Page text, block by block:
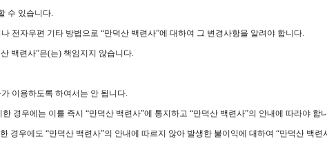
수 있습니다.
전자우편 기타 방법으로 “만덕산 백련사”에 대하여 그 변경사항을 알려야 합니다.
백련사”은(는) 책임지지 않습니다.
이용하도록 하여서는 안 됩니다.
경우에는 이를 즉시 “만덕산 백련사”에 통지하고 “만덕산 백련사”의 안내에 따라야 합
경우에도 “만덕산 백련사”의 안내에 따르지 않아 발생한 불이익에 대하여 “만덕산 백련